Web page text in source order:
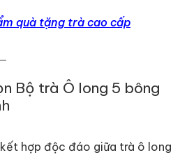
quà tặng trà cao cấp
Bộ trà Ô long 5 bông
kết hợp độc đáo giữa trà ô long